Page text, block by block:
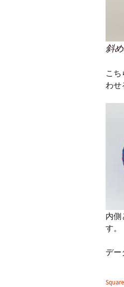
斜
こち
わせ
内側
す。
デー